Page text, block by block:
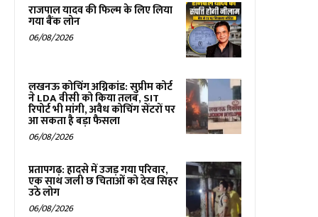
राजपाल यादव की फिल्म के लिए लिया
गया बैंक लोन
06/08/2026
लखनऊ कोचिंग अग्निकांड: सुप्रीम कोर्ट
ने LDA वीसी को किया तलब, SIT
रिपोर्ट भी मांगी, अवैध कोचिंग सेंटरों पर
आ सकता है बड़ा फैसला
06/08/2026
प्रतापगढ़: हादसे में उजड़ गया परिवार,
एक साथ जली छ चिताओं को देख सिहर
उठे लोग
06/08/2026